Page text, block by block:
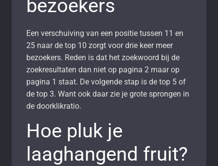
bezoekers
Een verschuiving van een positie tussen 11 en
25 naar de top 10 zorgt voor drie keer meer
bezoekers. Reden is dat het zoekwoord bij de
zoekresultaten dan niet op pagina 2 maar op
pagina 1 staat. De volgende stap is de top 5 of
de top 3. Want ook daar zie je grote sprongen in
de doorklikratio.
Hoe pluk je
laaghangend fruit?